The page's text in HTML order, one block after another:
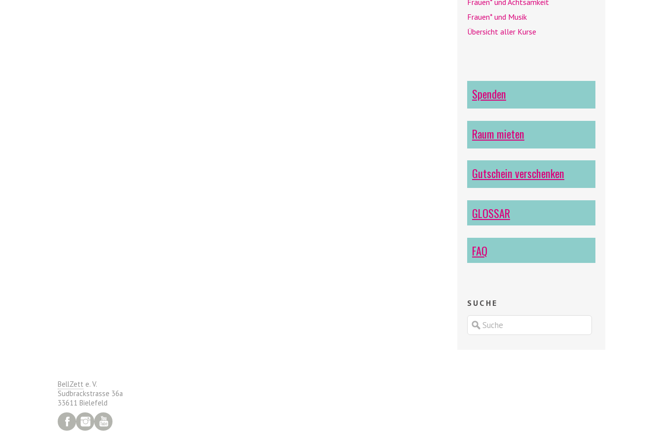
Frauen* und Achtsamkeit
Frauen* und Musik
Übersicht aller Kurse
Spenden
Raum mieten
Gutschein verschenken
GLOSSAR
FAQ
SUCHE
BellZett e. V.
Sudbrackstrasse 36a
33611 Bielefeld
FacebookInstagram